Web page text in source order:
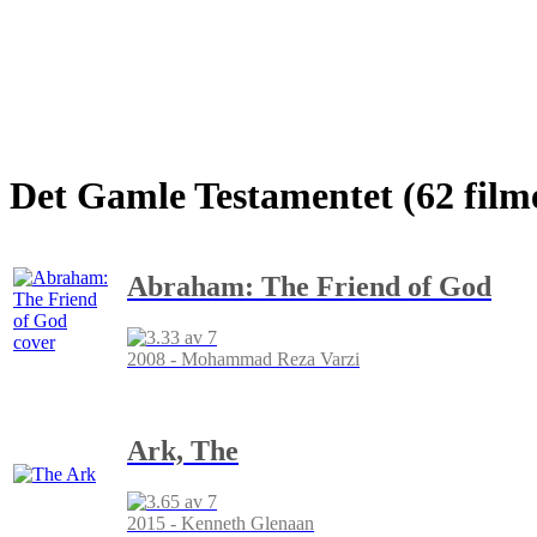
Det Gamle Testamentet (62
Abraham: The Friend of God
2008 - Mohammad Reza Varzi
Ark, The
2015 - Kenneth Glenaan